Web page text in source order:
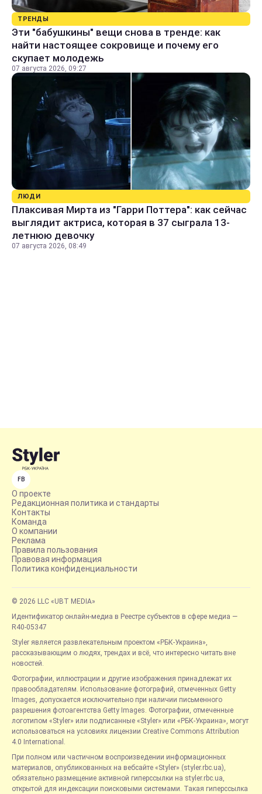
ТРЕНДЫ
Эти "бабушкины" вещи снова в тренде: как
найти настоящее сокровище и почему его
скупает молодежь
07 августа 2026, 09:27
ЛЮДИ
Плаксивая Мирта из "Гарри Поттера": как сейчас
выглядит актриса, которая в 37 сыграла 13-
летнюю девочку
07 августа 2026, 08:49
FB
О проекте
Редакционная политика и стандарты
Контакты
Команда
О компании
Реклама
Правила пользования
Правовая информация
Политика конфиденциальности
© 2026 LLC «UBT MEDIA»
Идентификатор онлайн-медиа в Реестре субъектов в сфере медиа —
R40-05347
Styler является развлекательным проектом «РБК-Украина»,
рассказывающим о людях, трендах и всё, что интересно читать вне
новостей.
Фотографии, иллюстрации и другие изображения принадлежат их
правообладателям. Использование фотографий, отмеченных Getty
Images, допускается исключительно при наличии письменного
разрешения фотоагентства Getty Images. Фотографии, отмеченные
логотипом «Styler» или подписанные «Styler» или «РБК-Украина», могут
использоваться на условиях лицензии Creative Commons Attribution
4.0 International.
При полном или частичном воспроизведении информационных
материалов, опубликованных на вебсайте «Styler» (styler.rbc.ua),
обязательно размещение активной гиперссылки на styler.rbc.ua,
открытой для индексации поисковыми системами. Такая гиперссылка